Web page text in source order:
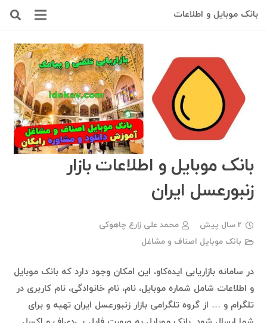
بانک موبایل و اطلاعات
بانک موبایل و اطلاعات بازار
زنبورعسل ایران
2 سال پیش
محمد علی زارع چاهوکی
بانک موبایل اصناف و مشاغل
در سامانه بازاریابی ایده‌کاو، این امکان وجود دارد که بانک موبایل
و اطلاعات شامل شماره موبایل، نام، نام خانوادگی، نام کاربری در
تلگرام و … از گروه تلگرامی بازار زنبورعسل ایران تهیه و برای